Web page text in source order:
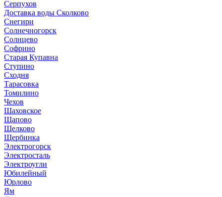
Серпухов
Доставка воды Сколково
Снегири
Солнечногорск
Солнцево
Софрино
Старая Купавна
Ступино
Сходня
Тарасовка
Томилино
Чехов
Шаховское
Щапово
Щелково
Щербинка
Электрогорск
Электросталь
Электроугли
Юбилейный
Юрлово
Ям